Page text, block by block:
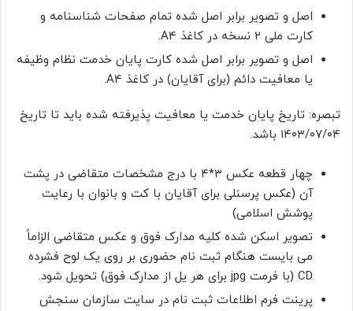
اصل و تصویر برابر اصل شده تمام صفحات شناسنامه و
کارت ملی ۲ نسخه در کاغذ A4.
اصل و تصویر برابر اصل شده کارت پایان خدمت نظام وظیفه
یا معافیت دائم (برای آقایان) در کاغذ A4.
تبصره: تاریخ پایان خدمت یا معافیت پذیرفته شده باید تا تاریخ
۱۴۰۳/۰۷/۰۴ باشد.
چهار قطعه عکس ۳*۴ با درج مشخصات متقاضی در پشت
آن (عکس پرسنلی برای آقایان با کت و بانوان با رعایت
پوشش اسلامی)
تصویر اسکن شده کلیه مدارک فوق و عکس متقاضی الزاماً
می بایست هنگام ثبت نام حضوری بر روی یک لوح فشرده
CD (با فرمت jpg برای هر یل از مدارک فوق) تحویل شود.
پرینت فرم اطلاعات ثبت نام در سایت سازمان سنجش